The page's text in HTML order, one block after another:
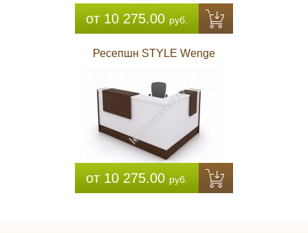
от 10 275.00 руб.
Ресепшн STYLE Wenge
от 10 275.00 руб.